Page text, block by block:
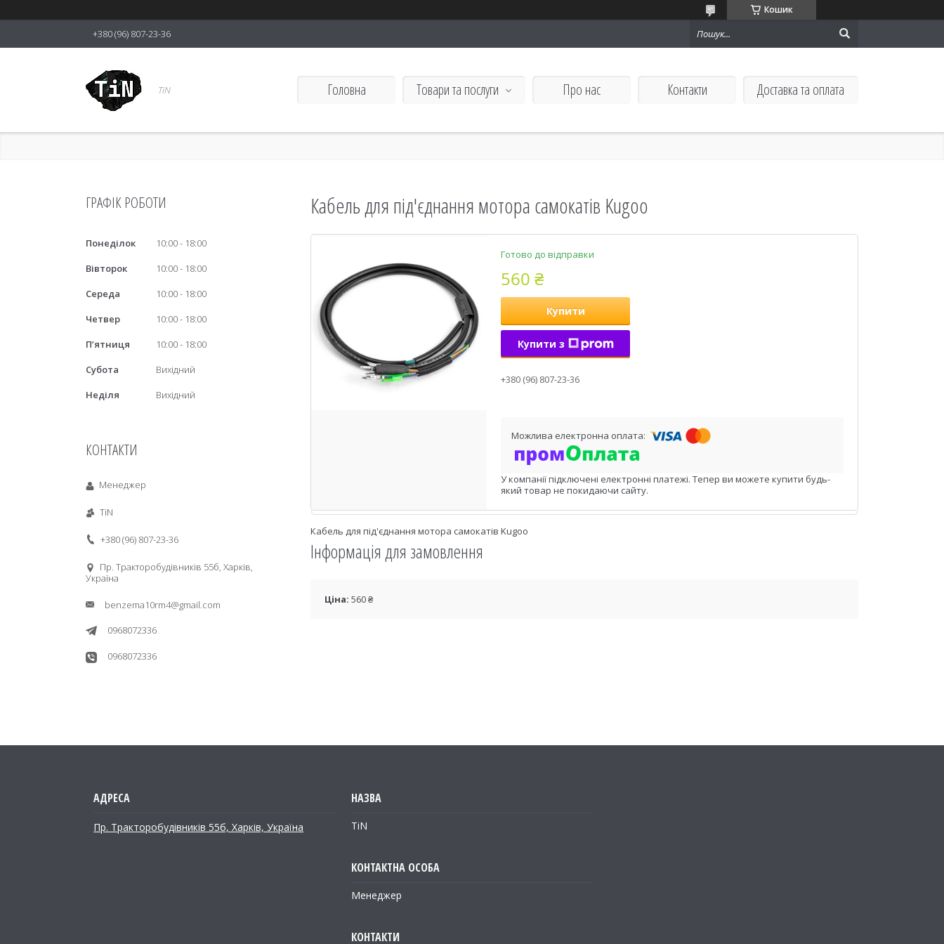
Кошик
+380 (96) 807-23-36
TiN Головна Товари та послуги Про нас Контакти Доставка та оплата
Кабель для під'єднання мотора самокатів Kugoo
Готово до відправки
560 ₴
Купити
Купити з
+380 (96) 807-23-36
У компанії підключені електронні платежі. Тепер ви можете купити будь-
який товар не покидаючи сайту.
Кабель для під'єднання мотора самокатів Kugoo
Інформація для замовлення
Ціна: 560 ₴
ГРАФІК РОБОТИ
Понеділок 10:00
18:00
Вівторок
10:00
18:00
Середа
10:00
18:00
Четвер
10:00
18:00
Пʼятниця
10:00
18:00
Субота
Вихідний
Неділя
Вихідний
КОНТАКТИ
Менеджер
TiN
+380 (96) 807-23-36
Пр. Тракторобудiвникiв 55б, Харків,
Україна
benzema10rm4@gmail.com
0968072336
0968072336
Пр. Тракторобудiвникiв 55б, Харків, Україна TiN
Менеджер